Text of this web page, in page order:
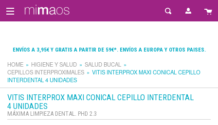
ENVÍOS A 3,95€ Y GRATIS A PARTIR DE 59€*. ENVÍOS A EUROPA Y OTROS PAISES.
HOME HIGIENE Y SALUD
SALUD BUCAL
CEPILLOS INTERPROXIMALES
VITIS INTERPROX MAXI CONICAL CEPILLO
INTERDENTAL 4 UNIDADES
VITIS INTERPROX MAXI CONICAL CEPILLO INTERDENTAL
4 UNIDADES
MÁXIMA LIMPIEZA DENTAL. PHD 2.3